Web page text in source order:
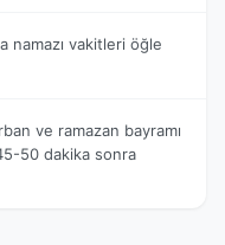
namazı vakitleri öğle
ve ramazan bayramı
50 dakika sonra